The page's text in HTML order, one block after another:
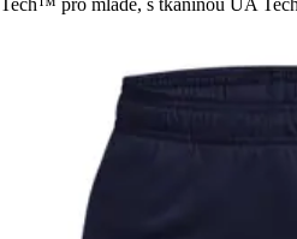
Tech™ pro mladé, s tkaninou UA